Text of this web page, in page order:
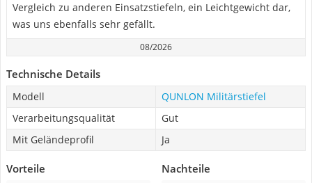
Vergleich zu anderen Einsatzstiefeln, ein Leichtgewicht dar,
was uns ebenfalls sehr gefällt.
08/2026
Technische Details
Modell
QUNLON Militärstiefel
Verarbeitungsqualität
Gut
Mit Geländeprofil
Ja
Vorteile Nachteile